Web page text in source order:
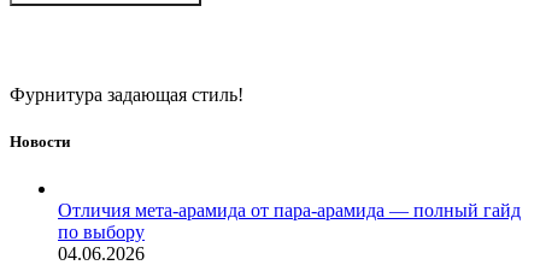
Фурнитура задающая стиль!
Новости
Отличия мета-арамида от пара-арамида — полный гайд
по выбору
04.06.2026